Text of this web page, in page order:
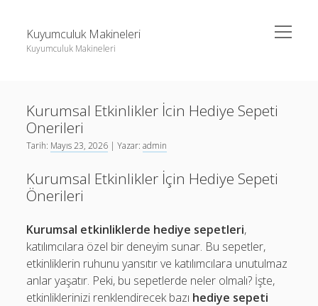
Kuyumculuk Makineleri
Kuyumculuk Makineleri
menüyü
aç
Liste
Sayfa Listesi
Twitter Gizli Sikiş
Bedava Instagram Takipçi Yükseltme
Sayfa Listesi
Twitter Gizli Sikiş
Kurumsal Etkinlikler İcin Hediye Sepeti
Onerileri
Tarih: Mayıs 23, 2026 | Yazar:admin
Kurumsal Etkinlikler İçin Hediye Sepeti
Önerileri
Kurumsal etkinliklerde hediye sepetleri,
katılımcılara özel bir deneyim sunar. Bu sepetler,
etkinliklerin ruhunu yansıtır ve katılımcılara unutulmaz
anlar yaşatır. Peki, bu sepetlerde neler olmalı? İşte,
etkinliklerinizi renklendirecek bazı hediye sepeti